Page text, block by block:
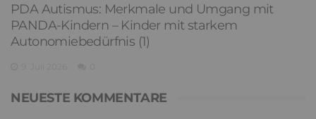
PDA Autismus: Merkmale und Umgang mit
PANDA-Kindern – Kinder mit starkem
Autonomiebedürfnis (1)
NEUESTE KOMMENTARE